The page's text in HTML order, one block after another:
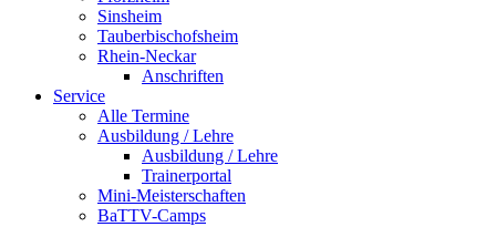
Sinsheim
Tauberbischofsheim
Rhein-Neckar
Anschriften
Service
Alle Termine
Ausbildung / Lehre
Ausbildung / Lehre
Trainerportal
Mini-Meisterschaften
BaTTV-Camps